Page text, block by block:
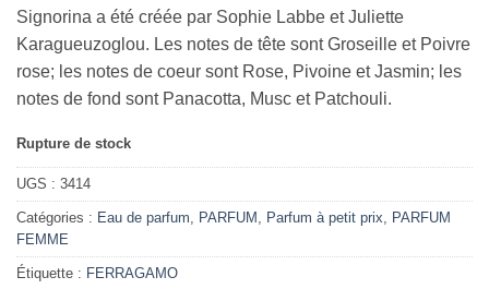
Signorina a été créée par Sophie Labbe et Juliette
Karagueuzoglou. Les notes de tête sont Groseille et Poivre
rose; les notes de coeur sont Rose, Pivoine et Jasmin; les
notes de fond sont Panacotta, Musc et Patchouli.
Rupture de stock
UGS : 3414
Catégories : Eau de parfum PARFUM Parfum à petit prix
PARFUM
FEMME
Étiquette : FERRAGAMO